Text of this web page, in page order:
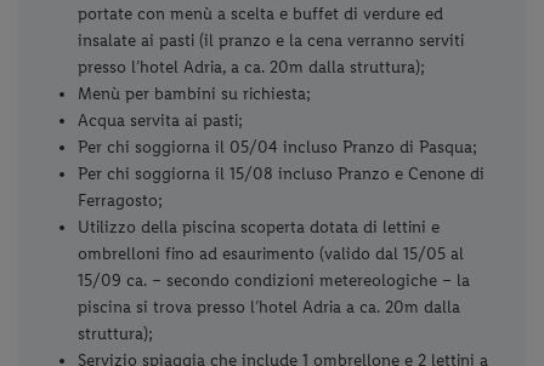
portate con menù a scelta e buffet di verdure ed
insalate ai pasti (il pranzo e la cena verranno serviti
presso l’hotel Adria, a ca. 20m dalla struttura);
Menù per bambini su richiesta;
Acqua servita ai pasti;
Per chi soggiorna il 05/04 incluso Pranzo di Pasqua;
Per chi soggiorna il 15/08 incluso Pranzo e Cenone di
Ferragosto;
Utilizzo della piscina scoperta dotata di lettini e
ombrelloni fino ad esaurimento (valido dal 15/05 al
15/09 ca. – secondo condizioni metereologiche – la
piscina si trova presso l’hotel Adria a ca. 20m dalla
struttura);
Servizio spiaggia che include 1 ombrellone e 2 lettini a